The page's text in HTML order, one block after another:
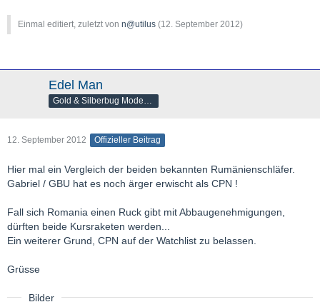
Einmal editiert, zuletzt von n@utilus (12. September 2012)
Edel Man
Gold & Silberbug Moderator
12. September 2012 Offizieller Beitrag
Hier mal ein Vergleich der beiden bekannten Rumänienschläfer.
Gabriel / GBU hat es noch ärger erwischt als CPN !
Fall sich Romania einen Ruck gibt mit Abbaugenehmigungen,
dürften beide Kursraketen werden...
Ein weiterer Grund, CPN auf der Watchlist zu belassen.
Grüsse
Bilder